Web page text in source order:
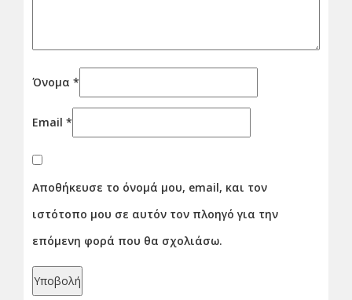
Όνομα *
Email *
Αποθήκευσε το όνομά μου, email, και τον
ιστότοπο μου σε αυτόν τον πλοηγό για την
επόμενη φορά που θα σχολιάσω.